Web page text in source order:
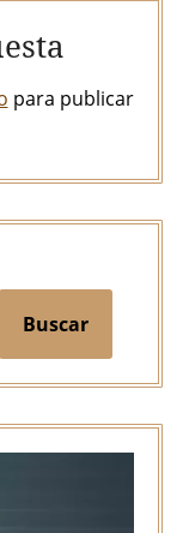
para publicar
Buscar